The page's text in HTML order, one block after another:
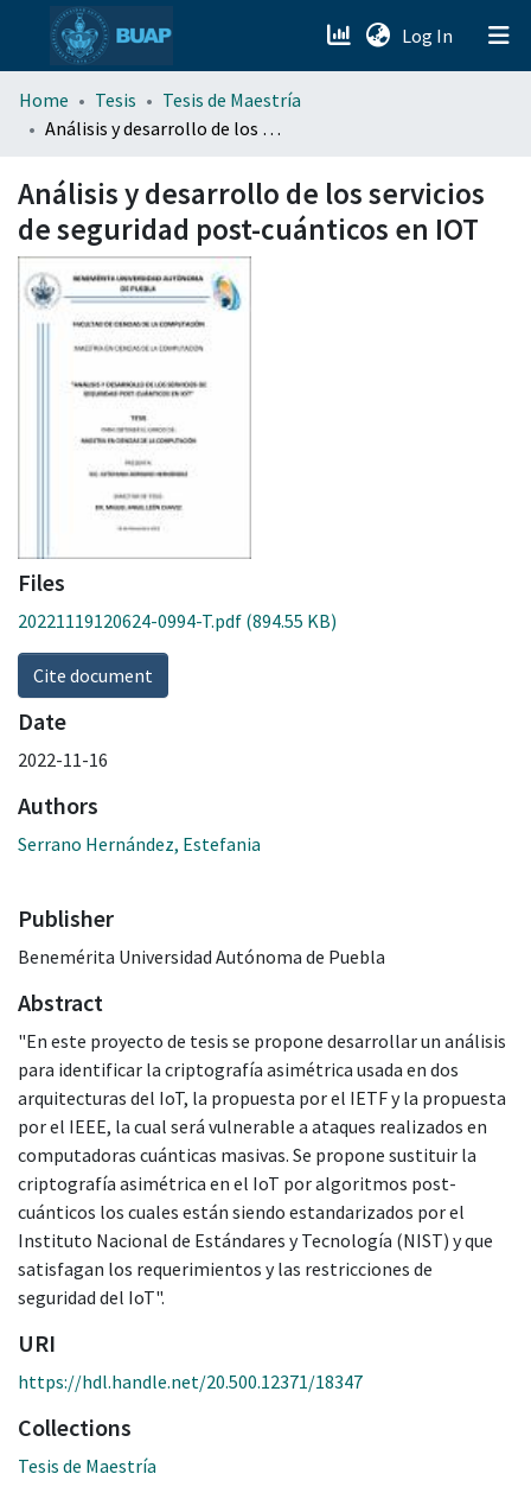
Log In (current)
menu.section.about_menu
Home Tesis
Tesis de Maestría
Análisis y desarrollo de los servicios de seguridad post-cuánticos en IOT
Análisis y desarrollo de los servicios
de seguridad post-cuánticos en IOT
Files
20221119120624-0994-T.pdf (894.55 KB)
Cite document
Date
2022-11-16
Authors
Serrano Hernández, Estefania
Publisher
Benemérita Universidad Autónoma de Puebla
Abstract
"En este proyecto de tesis se propone desarrollar un análisis
para identificar la criptografía asimétrica usada en dos
arquitecturas del IoT, la propuesta por el IETF y la propuesta
por el IEEE, la cual será vulnerable a ataques realizados en
computadoras cuánticas masivas. Se propone sustituir la
criptografía asimétrica en el IoT por algoritmos post-
cuánticos los cuales están siendo estandarizados por el
Instituto Nacional de Estándares y Tecnología (NIST) y que
satisfagan los requerimientos y las restricciones de
seguridad del IoT".
URI
https://hdl.handle.net/20.500.12371/18347
Collections
Tesis de Maestría